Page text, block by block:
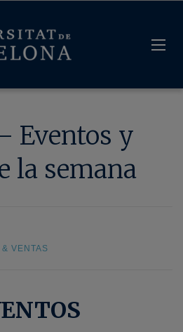
Eventos y
la semana
VENTAS